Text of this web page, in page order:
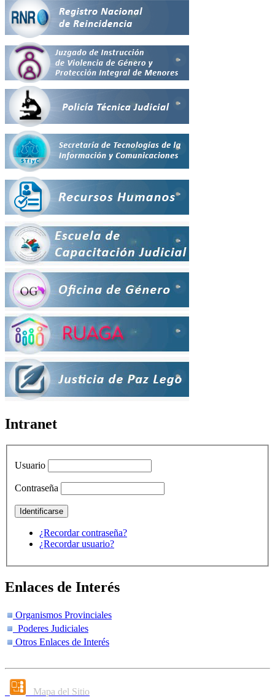
Intranet
Usuario
Contraseña
¿Recordar contraseña?
¿Recordar usuario?
Enlaces de Interés
Organismos Provinciales
Poderes Judiciales
Otros Enlaces de Interés
Mapa del Sitio